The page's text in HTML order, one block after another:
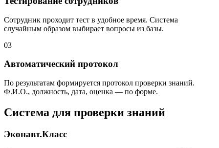
Сотрудник проходит тест в удобное время. Система
случайным образом выбирает вопросы из базы.
03
Автоматический протокол
По результатам формируется протокол проверки знаний.
Ф.И.О., должность, дата, оценка — по форме.
Система для проверки знаний
Эконавт.Класс